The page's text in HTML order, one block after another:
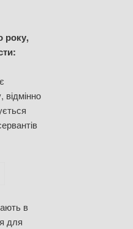
року,
в
для